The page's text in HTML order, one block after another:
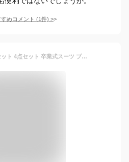
めコメント (1件) >
高校 制服 学生服 上下セット 4点セット 卒業式スーツ ブレザー 学生服 レディースファッション